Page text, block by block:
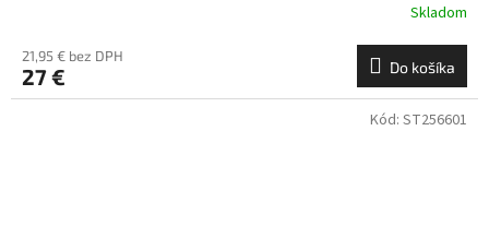
Skladom
21,95 € bez DPH
27 € Do košíka
Kód: ST256601